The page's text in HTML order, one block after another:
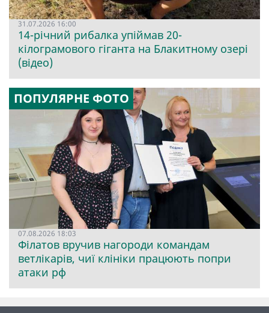
31.07.2026 16:00
14-річний рибалка упіймав 20-
кілограмового гіганта на Блакитному озері
(відео)
ПОПУЛЯРНЕ ФОТО
07.08.2026 18:03
Філатов вручив нагороди командам
ветлікарів, чиї клініки працюють попри
атаки рф